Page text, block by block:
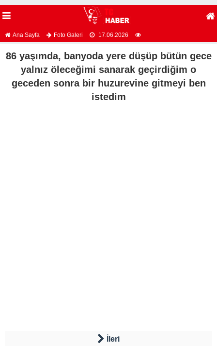
Ana Sayfa Foto Galeri 17.06.2026
86 yaşımda, banyoda yere düşüp bütün gece
yalnız öleceğimi sanarak geçirdiğim o
geceden sonra bir huzurevine gitmeyi ben
istedim
İleri